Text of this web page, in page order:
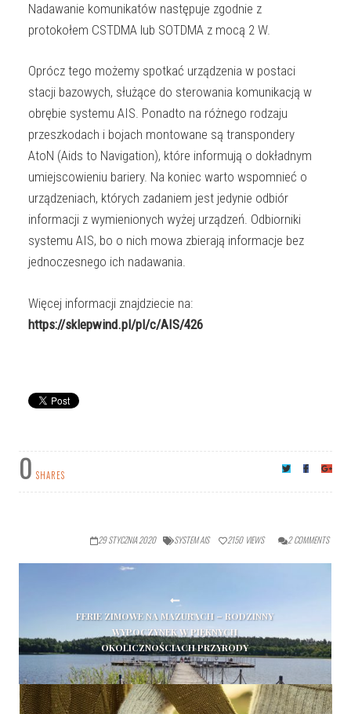
Nadawanie komunikatów następuje zgodnie z
protokołem CSTDMA lub SOTDMA z mocą 2 W.
Oprócz tego możemy spotkać urządzenia w postaci
stacji bazowych, służące do sterowania komunikacją w
obrębie systemu AIS. Ponadto na różnego rodzaju
przeszkodach i bojach montowane są transpondery
AtoN (Aids to Navigation), które informują o dokładnym
umiejscowieniu bariery. Na koniec warto wspomnieć o
urządzeniach, których zadaniem jest jedynie odbiór
informacji z wymienionych wyżej urządzeń. Odbiorniki
systemu AIS, bo o nich mowa zbierają informacje bez
jednoczesnego ich nadawania.
Więcej informacji znajdziecie na:
https://sklepwind.pl/pl/c/AIS/426
0 SHARES
29 STYCZNIA 2020 SYSTEM AIS 2150 VIEWS 2 COMMENTS
FERIE ZIMOWE NA MAZURACH – RODZINNY
WYPOCZYNEK W PIĘKNYCH
OKOLICZNOŚCIACH PRZYRODY